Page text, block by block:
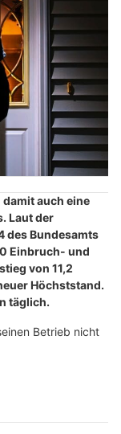
damit auch eine
Laut der
des Bundesamts
Einbruch- und
von 11,2
Höchststand.
täglich.
Betrieb nicht